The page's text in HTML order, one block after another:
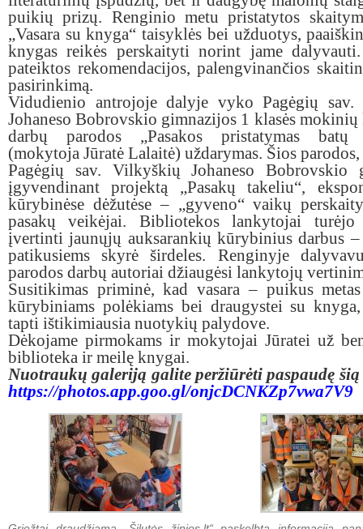
puikių prizų. Renginio metu pristatytos
„Vasara su knyga“ taisyklės bei užduotys,
knygas reikės perskaityti norint jame
pateiktos rekomendacijos, palengvinančios
pasirinkimą.
Vidudienio antrojoje dalyje vyko Pagėgių
Johaneso Bobrovskio gimnazijos 1 klasės
darbų parodos „Pasakos pristatymas batų
(mokytoja Jūratė Lalaitė) uždarymas. Šios
Pagėgių sav. Vilkyškių Johaneso Bobrovskio
įgyvendinant projektą „Pasakų takeliu“,
kūrybinėse dėžutėse – „gyveno“ vaikų
pasakų veikėjai. Bibliotekos lankytojai turėjo
įvertinti jaunųjų auksarankių kūrybinius darbus –
patikusiems skyrė širdeles. Renginyje
parodos darbų autoriai džiaugėsi lankytojų
Susitikimas priminė, kad vasara – puikus
kūrybiniams polėkiams bei draugystei su
tapti ištikimiausia nuotykių palydove.
Dėkojame pirmokams ir mokytojai Jūratei už
biblioteka ir meilę knygai.
Nuotraukų galeriją galite peržiūrėti paspaudę
https://photos.app.goo.gl/onjcDCNKZp7vwa7V9